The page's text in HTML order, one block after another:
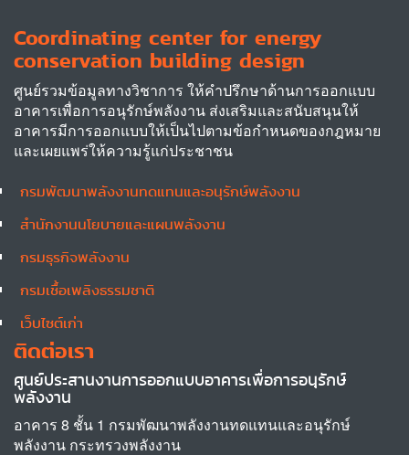
Coordinating center for energy
conservation building design
ศูนย์รวมข้อมูลทางวิชาการ ให้คำปรึกษาด้านการออกแบบ
อาคารเพื่อการอนุรักษ์พลังงาน ส่งเสริมและสนับสนุนให้
อาคารมีการออกแบบให้เป็นไปตามข้อกำหนดของกฎหมาย
และเผยแพร่ให้ความรู้แก่ประชาชน
Other
กรมพัฒนาพลังงานทดแทนและอนุรักษ์พลังงาน
สำนักงานนโยบายและแผนพลังงาน
กรมธุรกิจพลังงาน
กรมเชื้อเพลิงธรรมชาติ
เว็บไซต์เก่า
ติดต่อเรา
ศูนย์ประสานงานการออกแบบอาคารเพื่อการอนุรักษ์
พลังงาน
อาคาร 8 ชั้น 1 กรมพัฒนาพลังงานทดแทนและอนุรักษ์
พลังงาน กระทรวงพลังงาน